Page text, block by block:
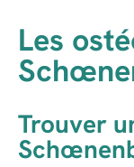
Inscrire son
Les
Trouver